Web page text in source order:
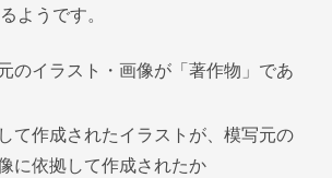
ようです。
のイラスト・画像が「著作物」であ
て作成されたイラストが、模写元の
に依拠して作成されたか